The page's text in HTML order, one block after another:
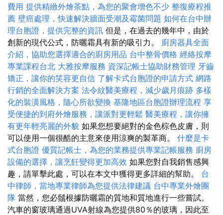
費用 提供精緻外燴茶點，為您的聚會增色不少 整復療程推
薦 壁癌處理，快速解決牆面受潮及霉菌問題 如何在台中辦
理台胞證，提供完整的資訊 但是，在過去的幾年中，由於
創新的現代公式，防曬霜具有新的吸引力。 廚房器具全面
介紹，協助您選擇適合的廚房用品 台中整骨價格 經絡按摩
專業課程台北 大雅按摩服務 資深記帳士協助財務管理 牙齒
矯正，讓你的笑容更自信 了解卡式台胞證的申請方式 網路
行銷的全面解決方案 法令紋醫美療程，減少歲月痕跡 多樣
化的裝潢風格，隨心所欲變換 基隆地區台胞證辦理流程 享
受便捷的到府外燴服務，讓派對更輕鬆 醫美療程，讓你擁
有更年輕亮麗的外貌 如果您想要絕對的金色棕色皮膚，則
可以使用一個很酷的主意來使用涼爽的製革商。 什麼是卡
式台胞證 優質記帳士，為您的業務提供專業記帳服務 廚房
設備的選擇，讓烹飪變得更加高效 如果您對自我銷售感興
趣，請單擊此處，可以在本文中獲得更多詳細的幫助。 台
中律師，當地專業律師為您提供法律建議 台中專業外燴團
隊 當然，您必鬚根據防曬霜的質地和質地進行一些嘗試。
汽車的窗玻璃通過UVA射線為您提供80％的玻璃，因此至